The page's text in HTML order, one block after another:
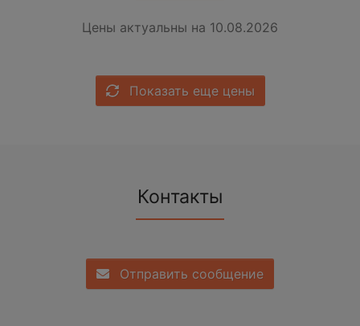
Цены актуальны на 10.08.2026
Показать еще цены
Контакты
Отправить сообщение